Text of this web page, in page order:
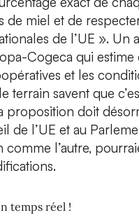
de miel et de
de l’UE ». Un
Cogeca qui estime
et les
terrain savent que
proposition doit
de l’UE et au
comme l’autre,
temps réel !